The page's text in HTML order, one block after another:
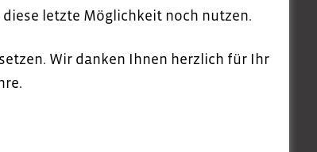
letzte Möglichkeit noch nutzen.
Wir danken Ihnen herzlich für Ihr